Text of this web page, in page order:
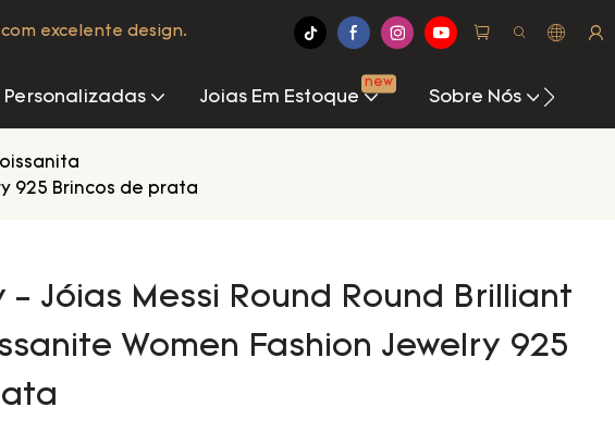
excelente design.
Personalizadas Joias Em Estoque
new
Sobre Nós
925 Brincos de prata
- Jóias Messi Round Round Brilliant
Women Fashion Jewelry 925